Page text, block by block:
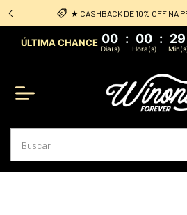
★ CASHBACK DE 10% OFF NA
ÚLTIMA CHANCE 00 : 00 : 29
Dia(s) Hora(s)